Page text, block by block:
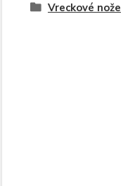
Vreckové nože